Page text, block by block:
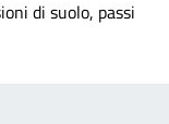
di suolo, passi